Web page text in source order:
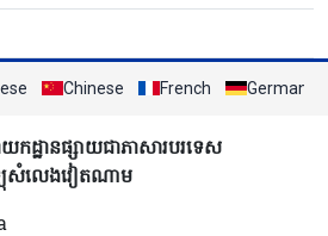
Chinese French German
កដ្ឋានផ្សាយជាភាសារបរទេស
យុសំលេងវៀតណាម